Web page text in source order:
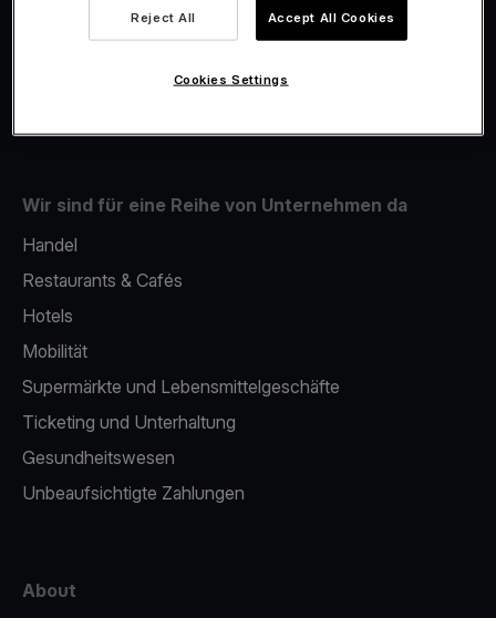
Fiskalisierung
Wir sind für eine Reihe von Unternehmen da
Handel
Restaurants & Cafés
Hotels
Mobilität
Supermärkte und Lebensmittelgeschäfte
Ticketing und Unterhaltung
Gesundheitswesen
Unbeaufsichtigte Zahlungen
About
Reject All Accept All Cookies
Cookies Settings